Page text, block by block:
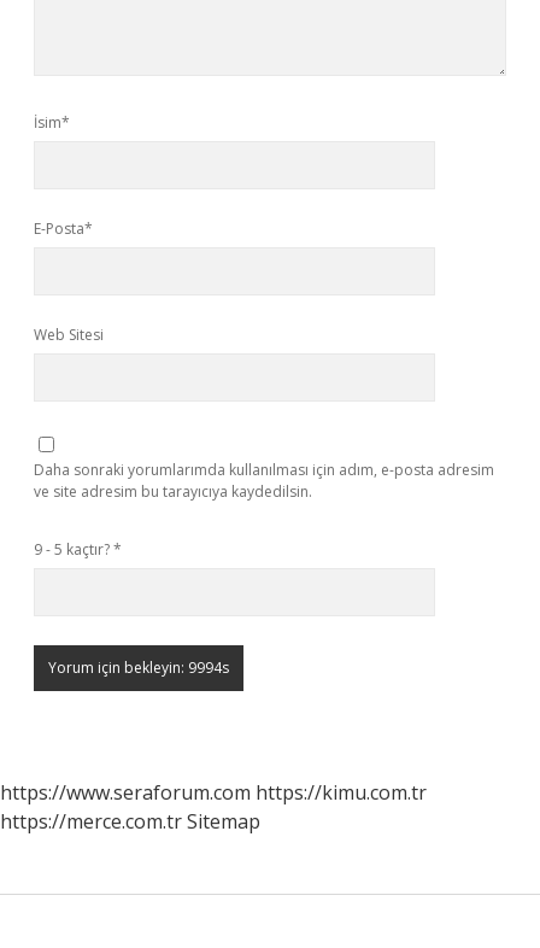
İsim*
E-Posta*
Web Sitesi
Daha sonraki yorumlarımda kullanılması için adım, e-posta adresim
ve site adresim bu tarayıcıya kaydedilsin.
9 - 5 kaçtır?*
https://www.seraforum.com https://kimu.com.tr
https://merce.com.trSitemap